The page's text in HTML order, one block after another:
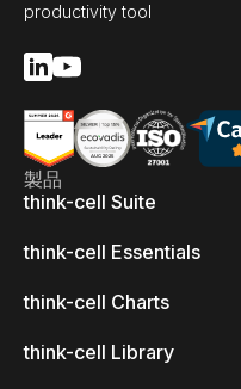
productivity tool
製品
think-cell Suite
think-cell Essentials
think-cell Charts
think-cell Library